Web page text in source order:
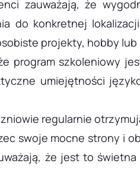
zauważają, że
do konkretnej
projekty, hobby lub
program szkoleniowy
umiejętności
regularnie
swoje mocne strony i
że jest to